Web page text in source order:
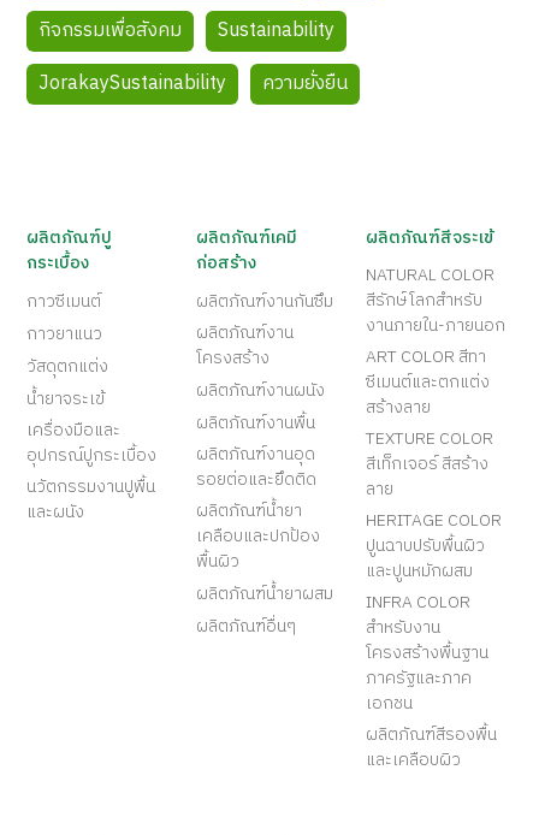
กิจกรรมเพื่อสังคม
Sustainability
JorakaySustainability
ความยั่งยืน
ผลิตภัณฑ์ปู
กระเบื้อง
กาวซีเมนต์
กาวยาแนว
วัสดุตกแต่ง
น้ำยาจระเข้
เครื่องมือและ
อุปกรณ์ปูกระเบื้อง
นวัตกรรมงานปูพื้น
และผนัง
ผลิตภัณฑ์เคมี
ก่อสร้าง
ผลิตภัณฑ์งานกันซึม
ผลิตภัณฑ์งาน
โครงสร้าง
ผลิตภัณฑ์งานผนัง
ผลิตภัณฑ์งานพื้น
ผลิตภัณฑ์งานอุด
รอยต่อและยึดติด
ผลิตภัณฑ์น้ำยา
เคลือบและปกป้อง
พื้นผิว
ผลิตภัณฑ์น้ำยาผสม
ผลิตภัณฑ์อื่นๆ
ผลิตภัณฑ์สีจระเข้
NATURAL COLOR
สีรักษ์โลกสำหรับ
งานภายใน-ภายนอก
ART COLOR สีทา
ซีเมนต์และตกแต่ง
สร้างลาย
TEXTURE COLOR
สีเท็กเจอร์ สีสร้าง
ลาย
HERITAGE COLOR
ปูนฉาบปรับพื้นผิว
และปูนหมักผสม
INFRA COLOR
สำหรับงาน
โครงสร้างพื้นฐาน
ภาครัฐและภาค
เอกชน
ผลิตภัณฑ์สีรองพื้น
และเคลือบผิว